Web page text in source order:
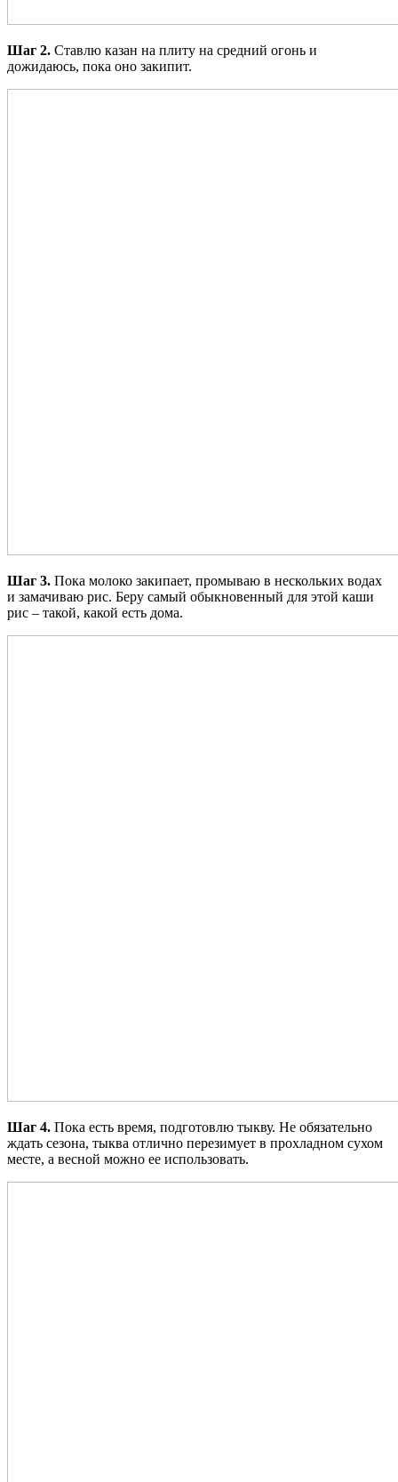
Шаг 2. Ставлю казан на плиту на средний огонь и
дожидаюсь, пока оно закипит.
Шаг 3. Пока молоко закипает, промываю в нескольких водах
и замачиваю рис. Беру самый обыкновенный для этой каши
рис – такой, какой есть дома.
Шаг 4. Пока есть время, подготовлю тыкву. Не обязательно
ждать сезона, тыква отлично перезимует в прохладном сухом
месте, а весной можно ее использовать.